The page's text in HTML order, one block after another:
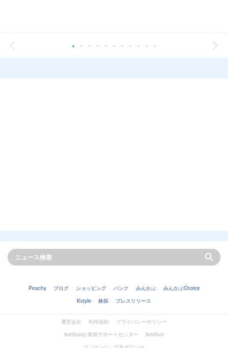
Peachy ブログ ショッピング バンク みんかぶ
みんかぶChoice
Kstyle
株探 プレスリリース
運営会社 利用規約
プライバシーポリシー
livedoorお客様サポートセンター
livedoor